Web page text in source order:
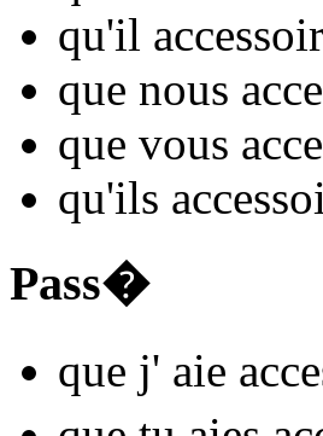
qu'il
que nous
que vous
qu'ils
Pass�
que j' aie